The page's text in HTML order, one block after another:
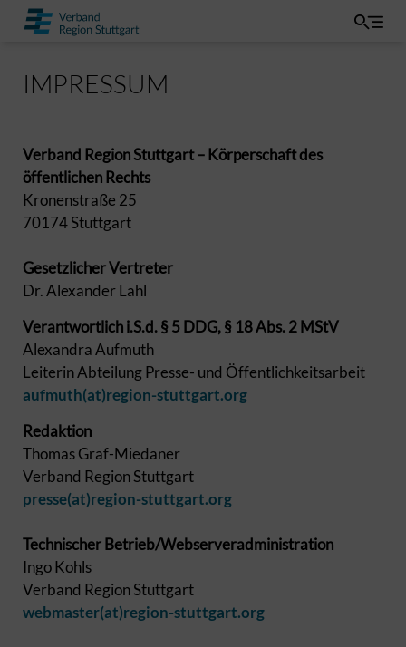
IMPRESSUM
Verband Region Stuttgart – Körperschaft des
öffentlichen Rechts
Kronenstraße 25
70174 Stuttgart
Gesetzlicher Vertreter
Dr. Alexander Lahl
Verantwortlich i.S.d. § 5 DDG, § 18 Abs. 2 MStV
Alexandra Aufmuth
Leiterin Abteilung Presse- und Öffentlichkeitsarbeit
aufmuth(at)region-stuttgart.org
Redaktion
Thomas Graf-Miedaner
Verband Region Stuttgart
presse(at)region-stuttgart.org
Technischer Betrieb/Webserveradministration
Ingo Kohls
Verband Region Stuttgart
webmaster(at)region-stuttgart.org